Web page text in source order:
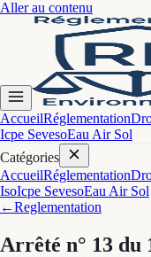
Aller au contenu
AccueilRéglementation
Icpe SevesoEau Air Sol
Catégories
AccueilRéglementation
IsoIcpe SevesoEau Air Sol
←Reglementation
Arrêté n° 13 du